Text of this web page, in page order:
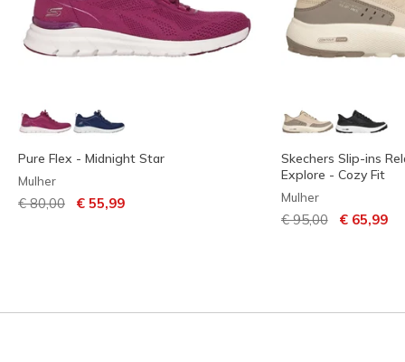
Pure Flex - Midnight Star
Mulher
Preço com desconto de
€ 80,00 para
€ 55,99
Skechers Slip-ins
Explore - Cozy Fit
Mulher
Preço com
€ 95,00para
€ 65,99